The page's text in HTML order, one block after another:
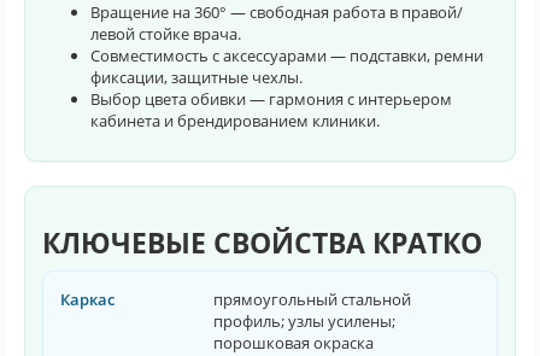
Вращение на 360° — свободная работа в правой/
левой стойке врача.
Совместимость с аксессуарами — подставки, ремни
фиксации, защитные чехлы.
Выбор цвета обивки — гармония с интерьером
кабинета и брендированием клиники.
КЛЮЧЕВЫЕ СВОЙСТВА КРАТКО
Каркас
прямоугольный стальной
профиль; узлы усилены;
порошковая окраска